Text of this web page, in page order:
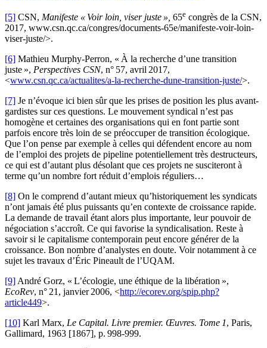
[5] CSN, Manifeste « Voir loin, viser juste », 65e congrès de la CSN,
2017, www.csn.qc.ca/congres/documents-65e/manifeste-voir-loin-
viser-juste/>.
[6] Mathieu Murphy-Perron, « À la recherche d’une transition
juste », Perspectives CSN, n° 57, avril 2017,
<www.csn.qc.ca/actualites/a-la-recherche-dune-transition-juste/>.
[7] Je n’évoque ici bien sûr que les prises de position les plus avant-
gardistes sur ces questions. Le mouvement syndical n’est pas
homogène et certaines des organisations qui en font partie sont
parfois encore très loin de se préoccuper de transition écologique.
Que l’on pense par exemple à celles qui défendent encore au nom
de l’emploi des projets de pipeline potentiellement très destructeurs,
ce qui est d’autant plus désolant que ces projets ne susciteront à
terme qu’un nombre fort réduit d’emplois réguliers…
[8] On le comprend d’autant mieux qu’historiquement les syndicats
n’ont jamais été plus puissants qu’en contexte de croissance rapide.
La demande de travail étant alors plus importante, leur pouvoir de
négociation s’accroît. Ce qui favorise la syndicalisation. Reste à
savoir si le capitalisme contemporain peut encore générer de la
croissance. Bon nombre d’analystes en doute. Voir notamment à ce
sujet les travaux d’Éric Pineault de l’UQAM.
[9] André Gorz, « L’écologie, une éthique de la libération »,
EcoRev, n° 21, janvier 2006, <http://ecorev.org/spip.php?
article449>.
[10] Karl Marx, Le Capital. Livre premier. Œuvres. Tome 1, Paris,
Gallimard, 1963 [1867], p. 998-999.